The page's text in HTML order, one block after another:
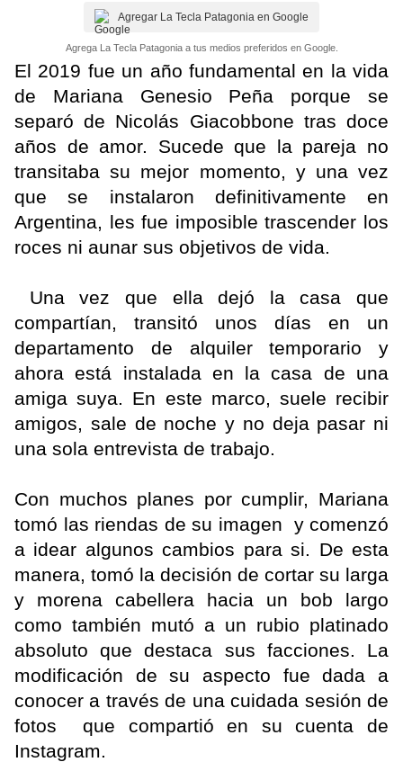
Agregar La Tecla Patagonia en Google
Agrega La Tecla Patagonia a tus medios preferidos en Google.
El 2019 fue un año fundamental en la vida
de Mariana Genesio Peña porque se
separó de Nicolás Giacobbone tras doce
años de amor. Sucede que la pareja no
transitaba su mejor momento, y una vez
que se instalaron definitivamente en
Argentina, les fue imposible trascender los
roces ni aunar sus objetivos de vida.
Una vez que ella dejó la casa que
compartían, transitó unos días en un
departamento de alquiler temporario y
ahora está instalada en la casa de una
amiga suya. En este marco, suele recibir
amigos, sale de noche y no deja pasar ni
una sola entrevista de trabajo.
Con muchos planes por cumplir, Mariana
tomó las riendas de su imagen y comenzó
a idear algunos cambios para si. De esta
manera, tomó la decisión de cortar su larga
y morena cabellera hacia un bob largo
como también mutó a un rubio platinado
absoluto que destaca sus facciones. La
modificación de su aspecto fue dada a
conocer a través de una cuidada sesión de
fotos que compartió en su cuenta de
Instagram.